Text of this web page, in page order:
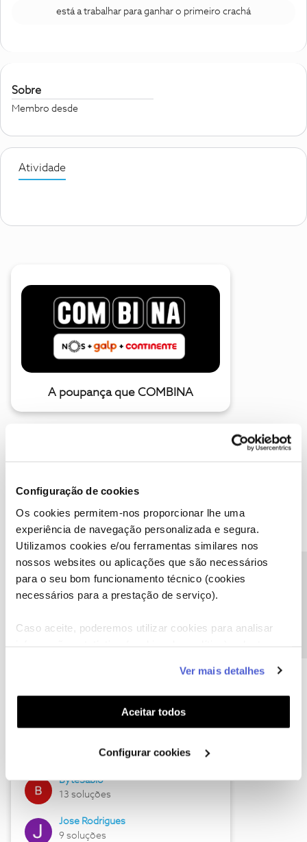
Configuração de cookies
Os cookies permitem-nos proporcionar lhe uma
experiência de navegação personalizada e segura.
Utilizamos cookies e/ou ferramentas similares nos
nossos websites ou aplicações que são necessários
para o seu bom funcionamento técnico (cookies
necessários para a prestação de serviço).
Caso aceite, poderemos utilizar cookies para analisar
funcionalidades (cookies de personalização e
funcionalidade) e adaptar anúncios aos seus interesses
(cookies de publicidade personalizada). Pode gerir a
utilização dos cookies clicando em "Configurar
Ver mais detalhes
Aceitar todos
Configurar cookies
está a trabalhar para ganhar o primeiro crachá
Sobre
Membro desde
Atividade
A poupança que COMBINA
Descubra as novidades de julho
Hall of Fame de julho
17 soluções
ByteSábio
13 soluções
Jose Rodrigues
9 soluções